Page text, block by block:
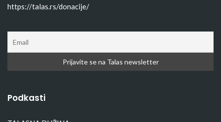
https://talas.rs/donacije/
Podkasti